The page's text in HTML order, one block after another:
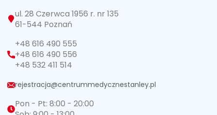
ul. 28 Czerwca 1956 r. nr 135
61-544 Poznań
+48 616 490 555
+48 616 490 556
+48 532 411 514
rejestracja@centrummedycznestanley.pl
Pon - Pt: 8:00 - 20:00